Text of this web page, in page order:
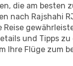
die am besten
nach Rajshahi
Reise
und Tipps
Ihre Flüge zum